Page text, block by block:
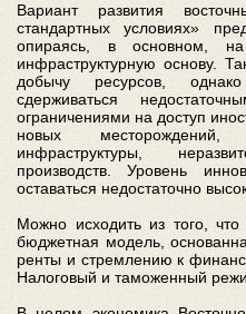
Вариант развития
стандартных условиях»
опираясь, в основном,
инфраструктурную основу.
добычу ресурсов,
сдерживаться
ограничениями на доступ
новых месторождений,
инфраструктуры,
производств. Уровень
оставаться недостаточно
Можно исходить из того, что
бюджетная модель,
ренты и стремлению к
Налоговый и таможенный